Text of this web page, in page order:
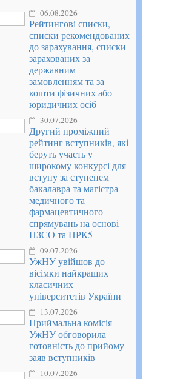
06.08.2026
Рейтингові списки,
списки рекомендованих
до зарахування, списки
зарахованих за
державним
замовленням та за
кошти фізичних або
юридичних осіб
30.07.2026
Другий проміжний
рейтинг вступників, які
беруть участь у
широкому конкурсі для
вступу за ступенем
бакалавра та магістра
медичного та
фармацевтичного
спрямувань на основі
ПЗСО та НРК5
09.07.2026
УжНУ увійшов до
вісімки найкращих
класичних
університетів України
13.07.2026
Приймальна комісія
УжНУ обговорила
готовність до прийому
заяв вступників
10.07.2026